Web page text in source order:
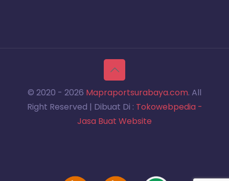
© 2020 - 2026 Mapraportsurabaya.com. All
Right Reserved | Dibuat Di : Tokowebpedia -
Jasa Buat Website